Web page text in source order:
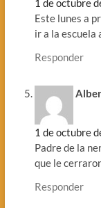
1 de octubre
Este lunes a
ir a la escuela
Responder
1 de octubre
Padre de la
que le
Responder